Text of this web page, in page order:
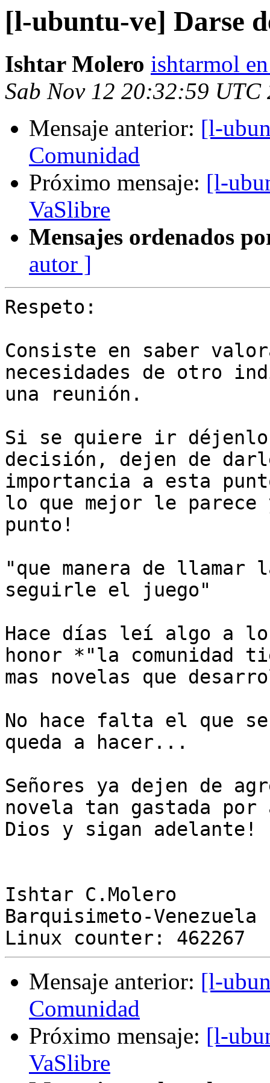
[l-ubuntu-ve] Darse
Ishtar Molero ishtarmol
Sab Nov 12 20:32:59 UTC
Mensaje anterior: [l-
Comunidad
Próximo mensaje: [l-
VaSlibre
Mensajes ordenados
autor ]
Respeto:
Consiste en saber
necesidades de otro
una reunión.
Si se quiere ir
decisión, dejen de
importancia a esta
lo que mejor le parece
punto!
"que manera de
seguirle el juego"
Hace días leí algo a
honor *"la comunidad
mas novelas que
No hace falta el que
queda a hacer...
Señores ya dejen de
novela tan gastada por
Dios y sigan adelante!
Ishtar C.Molero
Barquisimeto-Venezuela
Mensaje anterior: [l-
Comunidad
Próximo mensaje: [l-
VaSlibre